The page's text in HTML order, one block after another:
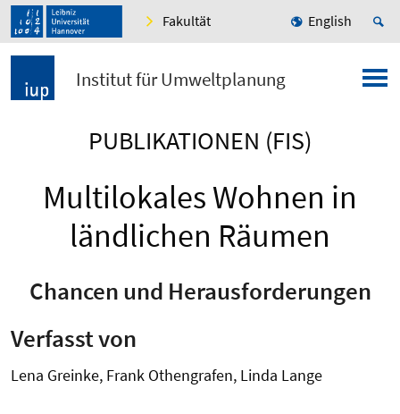
Fakultät English
Institut für Umweltplanung
PUBLIKATIONEN (FIS)
Multilokales Wohnen in
ländlichen Räumen
Chancen und Herausforderungen
Verfasst von
Lena Greinke, Frank Othengrafen, Linda Lange